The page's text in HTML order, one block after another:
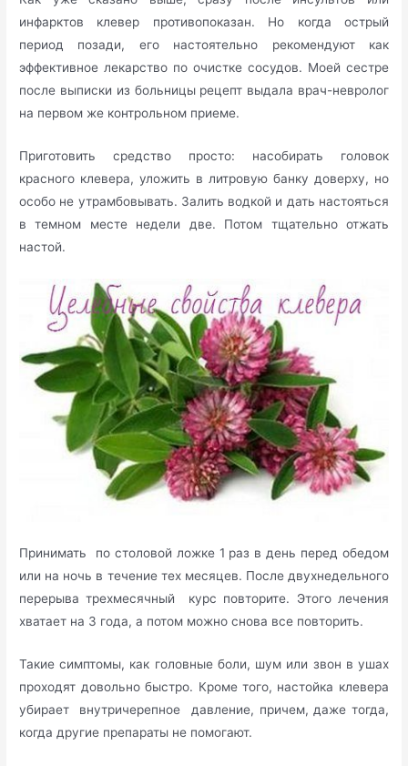
инфарктов клевер противопоказан. Но когда острый
период позади, его настоятельно рекомендуют как
эффективное лекарство по очистке сосудов. Моей сестре
после выписки из больницы рецепт выдала врач-невролог
на первом же контрольном приеме.
Приготовить средство просто: насобирать головок
красного клевера, уложить в литровую банку доверху, но
особо не утрамбовывать. Залить водкой и дать настояться
в темном месте недели две. Потом тщательно отжать
настой.
Принимать по столовой ложке 1 раз в день перед обедом
или на ночь в течение тех месяцев. После двухнедельного
перерыва трехмесячный курс повторите. Этого лечения
хватает на 3 года, а потом можно снова все повторить.
Такие симптомы, как головные боли, шум или звон в ушах
проходят довольно быстро. Кроме того, настойка клевера
убирает внутричерепное давление, причем, даже тогда,
когда другие препараты не помогают.